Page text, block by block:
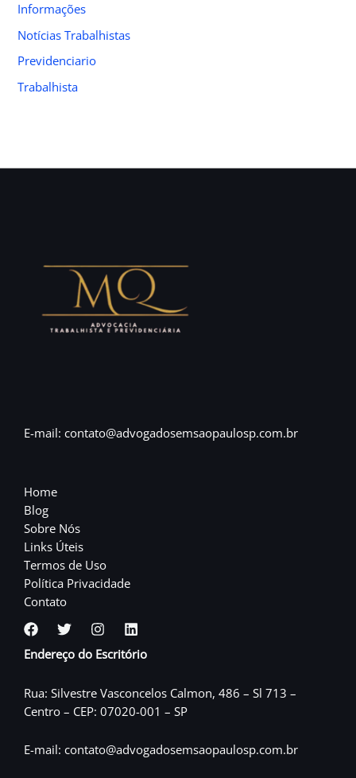
o
r
:
Informações
Notícias Trabalhistas
Previdenciario
Trabalhista
E-mail: contato@advogadosemsaopaulosp.com.br
Home
Blog
Sobre Nós
Links Úteis
Termos de Uso
Política Privacidade
Contato
Endereço do Escritório
Rua: Silvestre Vasconcelos Calmon, 486 – Sl 713 –
Centro – CEP: 07020-001 – SP
E-mail: contato@advogadosemsaopaulosp.com.br